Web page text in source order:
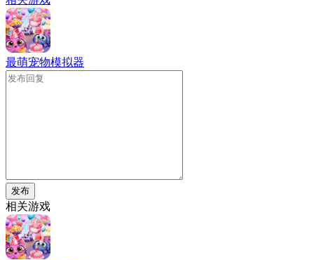
最萌宠物模拟器
发布
相关游戏